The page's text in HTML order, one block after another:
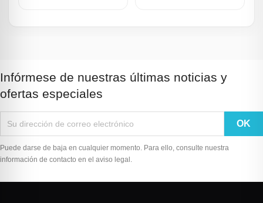
Infórmese de nuestras últimas noticias y
ofertas especiales
Puede darse de baja en cualquier momento. Para ello, consulte nuestra
información de contacto en el aviso legal.